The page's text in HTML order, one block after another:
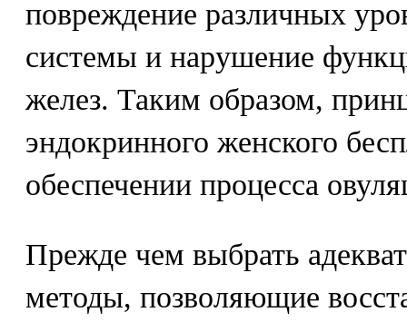
повреждение различных
системы и нарушение
желез. Таким образом,
эндокринного женского
обеспечении процесса
Прежде чем выбрать
методы, позволяющие